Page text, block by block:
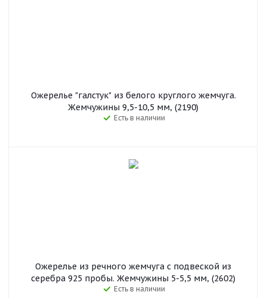
Ожерелье "галстук" из белого круглого жемчуга.
Жемчужины 9,5-10,5 мм, (2190)
Есть в наличии
Ожерелье из речного жемчуга с подвеской из
серебра 925 пробы. Жемчужины 5-5,5 мм, (2602)
Есть в наличии